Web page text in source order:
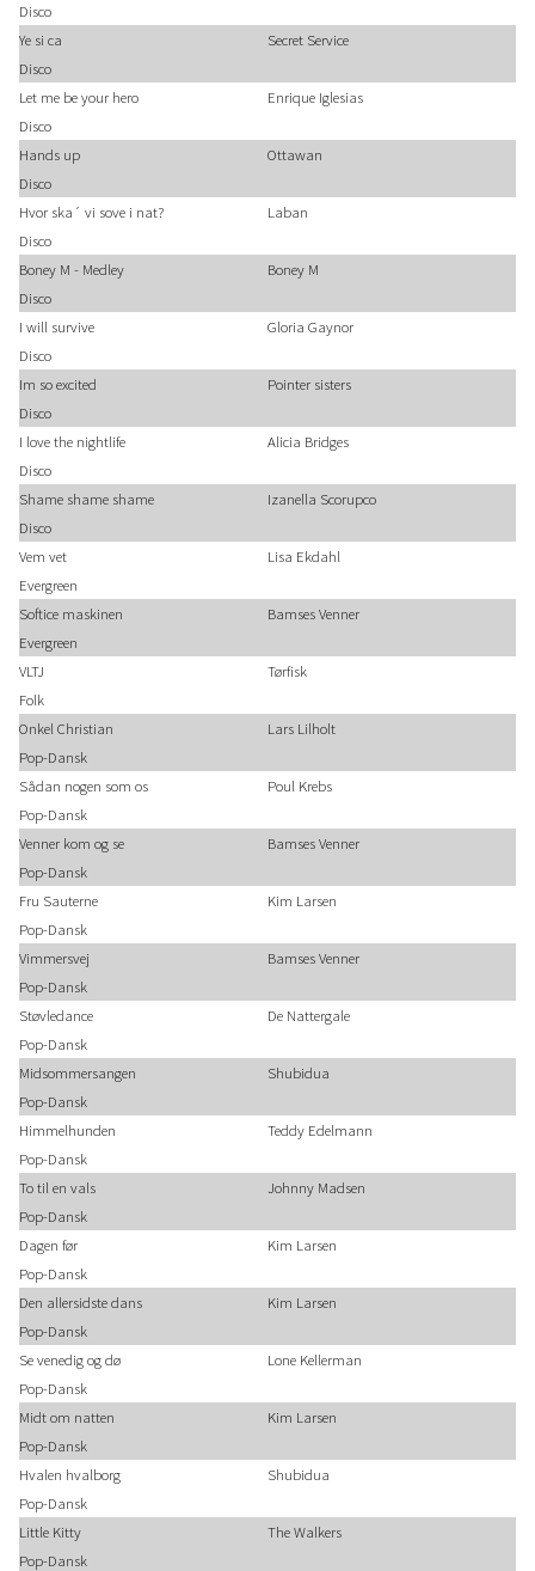
Disco
Ye si ca
Secret Service
Disco
Let me be your hero
Enrique Iglesias
Disco
Hands up
Ottawan
Disco
Hvor ska´ vi sove i nat?
Laban
Disco
Boney M - Medley
Boney M
Disco
I will survive
Gloria Gaynor
Disco
Im so excited
Pointer sisters
Disco
I love the nightlife
Alicia Bridges
Disco
Shame shame shame
Izanella Scorupco
Disco
Vem vet
Lisa Ekdahl
Evergreen
Softice maskinen
Bamses Venner
Evergreen
VLTJ
Tørfisk
Folk
Onkel Christian
Lars Lilholt
Pop-Dansk
Sådan nogen som os
Poul Krebs
Pop-Dansk
Venner kom og se
Bamses Venner
Pop-Dansk
Fru Sauterne
Kim Larsen
Pop-Dansk
Vimmersvej
Bamses Venner
Pop-Dansk
Støvledance
De Nattergale
Pop-Dansk
Midsommersangen
Shubidua
Pop-Dansk
Himmelhunden
Teddy Edelmann
Pop-Dansk
To til en vals
Johnny Madsen
Pop-Dansk
Dagen før
Kim Larsen
Pop-Dansk
Den allersidste dans
Kim Larsen
Pop-Dansk
Se venedig og dø
Lone Kellerman
Pop-Dansk
Midt om natten
Kim Larsen
Pop-Dansk
Hvalen hvalborg
Shubidua
Pop-Dansk
Little Kitty
The Walkers
Pop-Dansk